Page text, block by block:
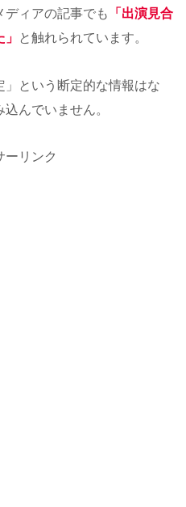
ディアの記事でも
「出演見合
と触れられています。
という断定的な情報はな
んでいません。
ーリンク